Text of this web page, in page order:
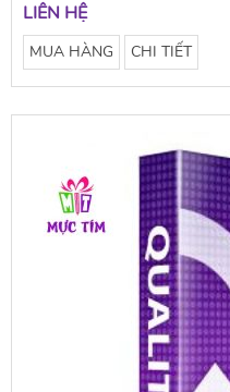
LIÊN HỆ
MUA HÀNG CHI TIẾT